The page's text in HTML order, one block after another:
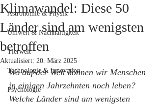
Astronomie & Physik
Umwelt & Nachhaltigkeit
Tierwelt
Technologie & Innovation
Psychologie
Klimawandel: Diese 50
Länder sind am wenigsten
betroffen
Aktualisiert: 20. März 2025
Wo auf der Welt können wir Menschen
in einigen Jahrzehnten noch leben?
Welche Länder sind am wenigsten